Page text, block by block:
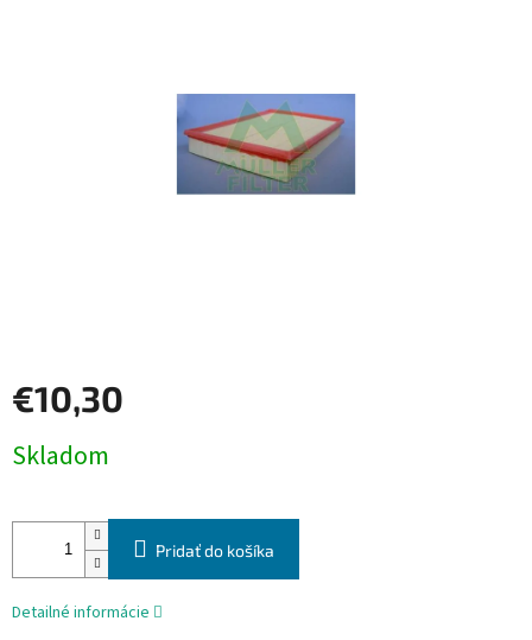
€10,30
cena:
Skladom
Pridať do košíka
Detailné informácie